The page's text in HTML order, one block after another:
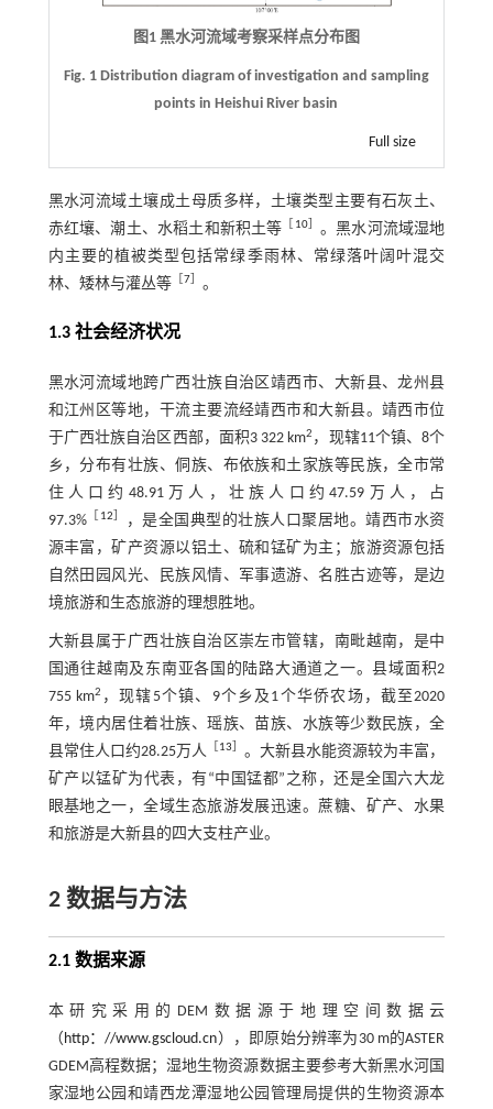
图1 黑水河流域考察采样点分布图
Fig. 1 Distribution diagram of investigation and sampling
points in Heishui River basin
Full size
黑水河流域土壤成土母质多样，土壤类型主要有石灰土、
赤红壤、潮土、水稻土和新积土等
10］ 。黑水河流域湿地
内主要的植被类型包括常绿季雨林、常绿落叶阔叶混交
林、矮林与灌丛等［ 7］ 。
1.3 社会经济状况
黑水河流域地跨广西壮族自治区靖西市、大新县、龙州县
和江州区等地，干流主要流经靖西市和大新县。靖西市位
于广西壮族自治区西部，面积3 322 km2 ，现辖11个镇、8个
乡，分布有壮族、侗族、布依族和土家族等民族，全市常
住人口约48.91万人，壮族人口约47.59万人，占
97.3%
12
，是全国典型的壮族人口聚居地。靖西市水资
源丰富，矿产资源以铝土、硫和锰矿为主；旅游资源包括
自然田园风光、民族风情、军事遗游、名胜古迹等，是边
境旅游和生态旅游的理想胜地。
大新县属于广西壮族自治区崇左市管辖，南毗越南，是中
国通往越南及东南亚各国的陆路大通道之一。县域面积2
755 km2 ，现辖5个镇、9个乡及1个华侨农场，截至2020
年，境内居住着壮族、瑶族、苗族、水族等少数民族，全
县常住人口约28.25万人
13
。大新县水能资源较为丰富，
矿产以锰矿为代表，有“中国锰都”之称，还是全国六大龙
眼基地之一，全域生态旅游发展迅速。蔗糖、矿产、水果
和旅游是大新县的四大支柱产业。
2 数据与方法
2.1 数据来源
本研究采用的DEM数据源于地理空间数据云
（ http：//www.gscloud.cn ），即原始分辨率为30 m的ASTER
GDEM高程数据；湿地生物资源数据主要参考大新黑水河国
家湿地公园和靖西龙潭湿地公园管理局提供的生物资源本